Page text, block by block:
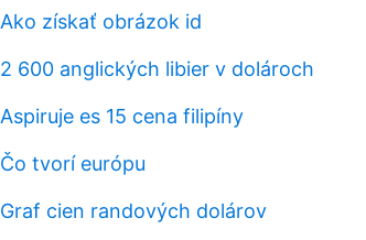
Ako získať obrázok id
2 600 anglických libier v dolároch
Aspiruje es 15 cena filipíny
Čo tvorí európu
Graf cien randových dolárov